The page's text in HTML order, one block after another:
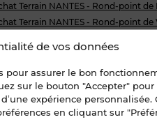
de vos données
pour assurer le bon
sur le bouton "Accepter"
expérience personnalisée.
en cliquant sur
Terrain NANTES - Rond-point de
Terrain NANTES - Rond-point de